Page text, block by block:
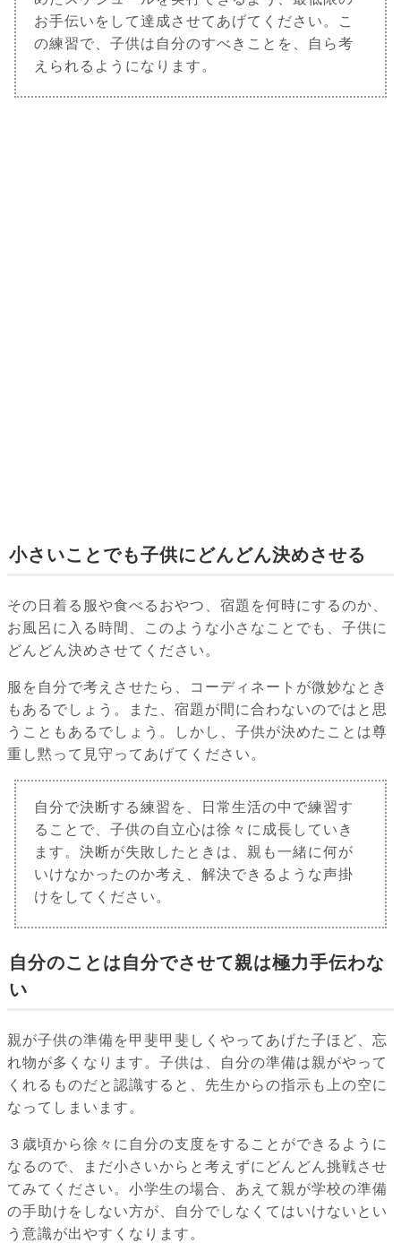
お手伝いをして達成させてあげてください。こ
の練習で、子供は自分のすべきことを、自ら考
えられるようになります。
小さいことでも子供にどんどん決めさせる
その日着る服や食べるおやつ、宿題を何時にするのか、
お風呂に入る時間、このような小さなことでも、子供に
どんどん決めさせてください。
服を自分で考えさせたら、コーディネートが微妙なとき
もあるでしょう。また、宿題が間に合わないのではと思
うこともあるでしょう。しかし、子供が決めたことは尊
重し黙って見守ってあげてください。
自分で決断する練習を、日常生活の中で練習す
ることで、子供の自立心は徐々に成長していき
ます。決断が失敗したときは、親も一緒に何が
いけなかったのか考え、解決できるような声掛
けをしてください。
自分のことは自分でさせて親は極力手伝わな
い
親が子供の準備を甲斐甲斐しくやってあげた子ほど、忘
れ物が多くなります。子供は、自分の準備は親がやって
くれるものだと認識すると、先生からの指示も上の空に
なってしまいます。
３歳頃から徐々に自分の支度をすることができるように
なるので、まだ小さいからと考えずにどんどん挑戦させ
てみてください。小学生の場合、あえて親が学校の準備
の手助けをしない方が、自分でしなくてはいけないとい
う意識が出やすくなります。